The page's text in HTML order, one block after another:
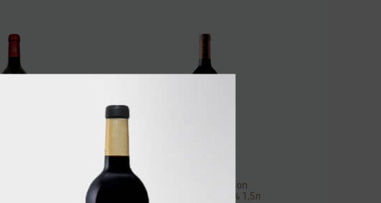
Chateau Monbrison
Margaux 2019 14,5% 1,5л